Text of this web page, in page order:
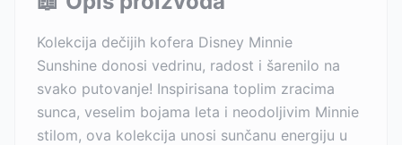
Kolekcija dečijih kofera Disney Minnie
Sunshine donosi vedrinu, radost i šarenilo na
svako putovanje! Inspirisana toplim zracima
sunca, veselim bojama leta i neodoljivim Minnie
stilom, ova kolekcija unosi sunčanu energiju u